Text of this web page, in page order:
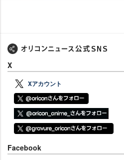
X
Xアカウント
Facebook